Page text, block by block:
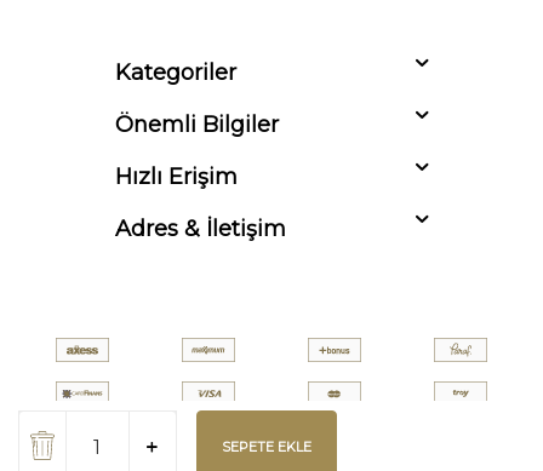
SEPETE EKLE
Kategoriler
Önemli Bilgiler
Hızlı Erişim
Adres & İletişim